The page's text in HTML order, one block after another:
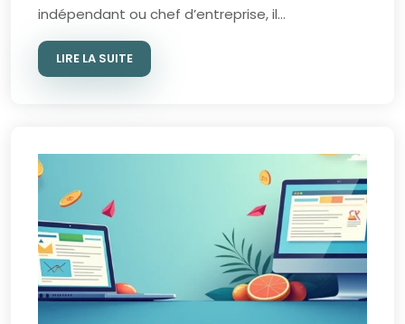
indépendant ou chef d’entreprise, il…
LIRE LA SUITE